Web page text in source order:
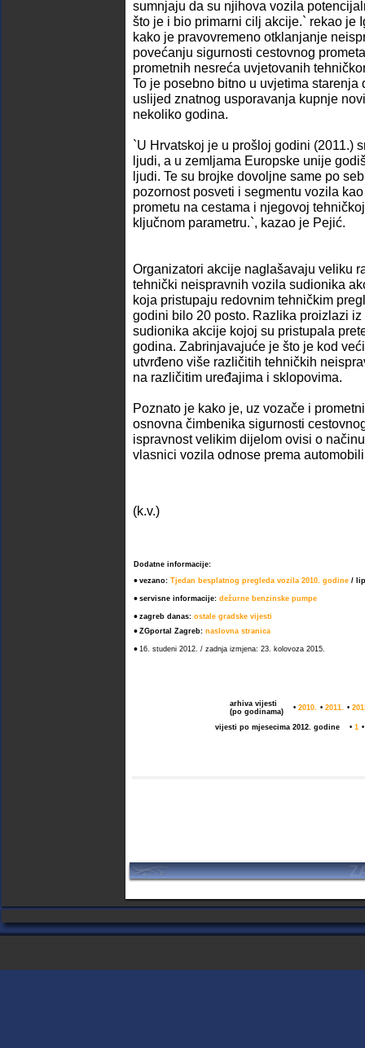
sumnjaju da su njihova vozila
što je i bio primarni cilj akcije.` rekao je
kako je pravovremeno otklanjanje
povećanju sigurnosti cestovnog
prometnih nesreća uvjetovanih
To je posebno bitno u uvjetima starenja
uslijed znatnog usporavanja kupnje
nekoliko godina.
`U Hrvatskoj je u prošloj godini (2011.)
ljudi, a u zemljama Europske unije
ljudi. Te su brojke dovoljne same po
pozornost posveti i segmentu vozila
prometu na cestama i njegovoj
ključnom parametru.`, kazao je Pejić.
Organizatori akcije naglašavaju veliku
tehnički neispravnih vozila sudionika
koja pristupaju redovnim tehničkim
godini bilo 20 posto. Razlika proizlazi
sudionika akcije kojoj su pristupala
godina. Zabrinjavajuće je što je kod
utvrđeno više različitih tehničkih
na različitim uređajima i sklopovima.
Poznato je kako je, uz vozače i
osnovna čimbenika sigurnosti
ispravnost velikim dijelom ovisi o
vlasnici vozila odnose prema
(k.v.)
Dodatne informacije:
• vezano: Tjedan besplatnog pregleda vozila 2010. godine /
• servisne informacije: dežurne benzinske pumpe
• zagreb danas: ostale gradske vijesti
• ZGportal Zagreb: naslovna stranica
• 16. studeni 2012. / zadnja izmjena: 23. kolovoza 2015.
arhiva vijesti
(po godinama)
• 2010. • 2011. •
vijesti po mjesecima 2012. godine • 1